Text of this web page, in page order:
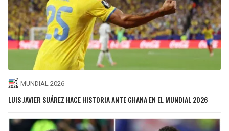
MUNDIAL 2026
LUIS JAVIER SUÁREZ HACE HISTORIA ANTE GHANA EN EL MUNDIAL 2026